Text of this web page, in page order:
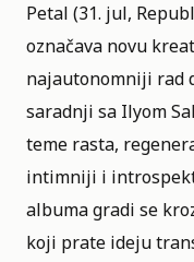
Petal (31. jul,
označava novu
najautonomniji rad
saradnji sa Ilyom
teme rasta,
intimniji i
albuma gradi se
koji prate ideju